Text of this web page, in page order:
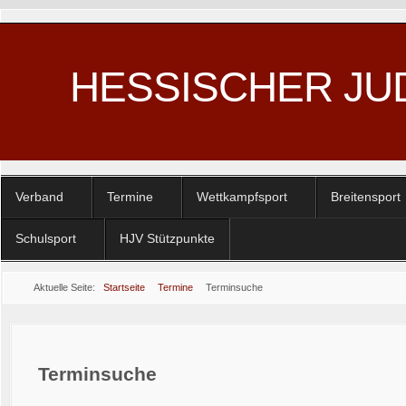
HESSISCHER
Verband Termine Wettkampfsport Breitensport
Schulsport HJV Stützpunkte
Aktuelle Seite: Startseite Termine Terminsuche
Terminsuche